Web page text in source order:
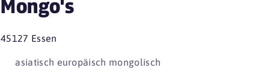
Mongo's
45127 Essen
asiatisch europäisch mongolisch